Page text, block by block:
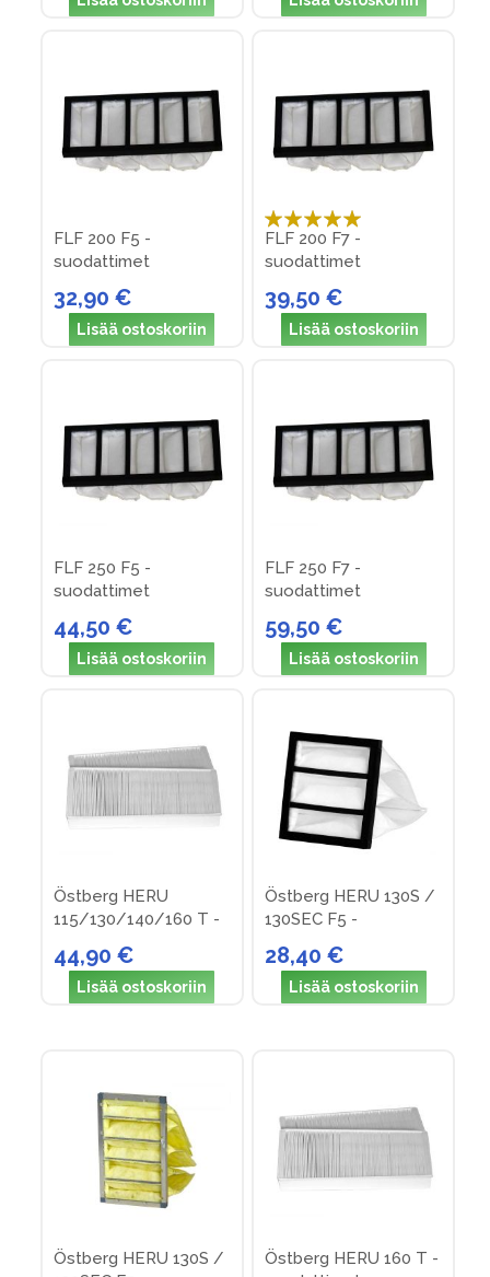
FLF 200 F5 -
suodattimet
32,90 €
Lisää ostoskoriin
Arvosana:
100%
FLF 200 F7 -
suodattimet
39,50 €
Lisää ostoskoriin
FLF 250 F5 -
suodattimet
44,50 €
Lisää ostoskoriin
FLF 250 F7 -
suodattimet
59,50 €
Lisää ostoskoriin
Östberg HERU
115/130/140/160 T -
suodattimet
44,90 €
Lisää ostoskoriin
Östberg HERU 130S /
130SEC F5 -
suodattimet
28,40 €
Lisää ostoskoriin
Östberg HERU 130S /
Östberg HERU 160 T -